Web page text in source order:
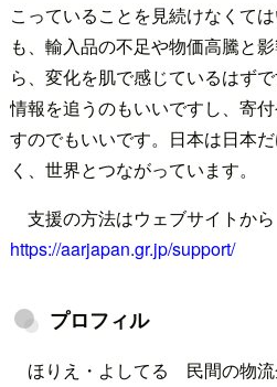
こっていることを見続けなくて
も、輸入品の不足や物価高騰と
ら、変化を肌で感じているはず
情報を追うのもいいですし、寄
すのでもいいです。日本は日本
く、世界とつながっています。
支援の方法はウェブサイトか
https://aarjapan.gr.jp/support/
プロフィル
ほりえ・よしてる 民間の物